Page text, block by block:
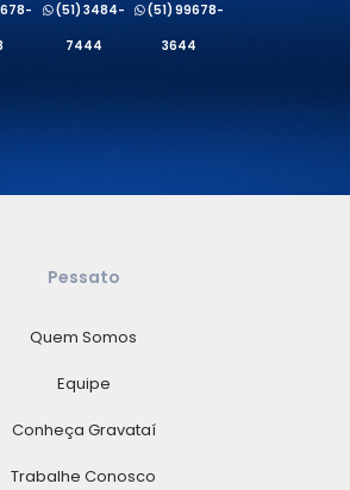
(51) 3484-
7444
(51) 99678-
3644
Pessato
Quem Somos
Equipe
Conheça Gravataí
Trabalhe Conosco